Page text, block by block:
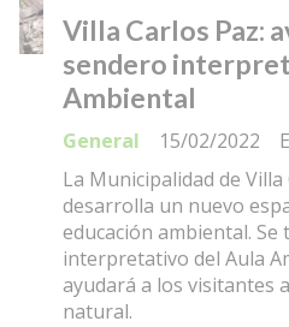
Villa Carlos Paz:
sendero
Ambiental
General
15/02/2022
La Municipalidad de Villa
desarrolla un nuevo
educación ambiental.
interpretativo del Aula
ayudará a los visitantes
natural.